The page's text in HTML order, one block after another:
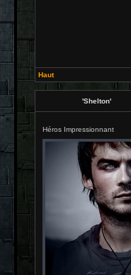
Haut
'Shelton'
Héros Impressionnant